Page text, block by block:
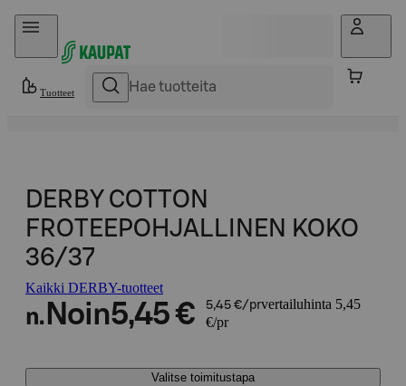
Hyppää sisältöön
Tuotteet
DERBY COTTON
FROTEEPOHJALLINEN KOKO
36/37
Kaikki DERBY-tuotteet
n. Noin5,45 € 5,45 €/prvertailuhinta 5,45
€/pr
Valitse toimitustapa